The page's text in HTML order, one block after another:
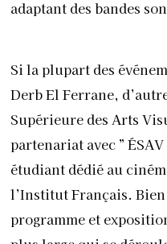
adaptant des bandes
Si la plupart des
Derb El Ferrane,
Supérieure des Arts
partenariat avec ”
étudiant dédié au
l’Institut Français.
programme et